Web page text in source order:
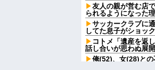
友人の親が営む店
られるようになった
サッカークラブに
してた息子がショッ
コトメ「遺産を返
話し合いが思わぬ展
俺(52)、女(28)と